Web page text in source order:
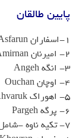
پایین طالقان
۱-اسفاران Asfarun
2- امیرنان Amirnan
3- انگه Angeh
4- اوچان Ouchan
5- اهوراک Ahvaruk
6- پرگه Pargeh
7- تکیه ناوه -شامل تکیه ناو و عالی سر- Tekieh naveh